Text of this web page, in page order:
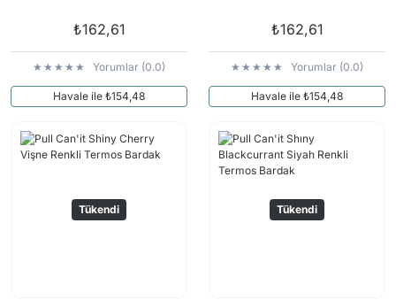
₺162,61
Yorumlar (0.0)
Havale ile ₺154,48
₺162,61
Yorumlar (0.0)
Havale ile ₺154,48
Tükendi Tükendi